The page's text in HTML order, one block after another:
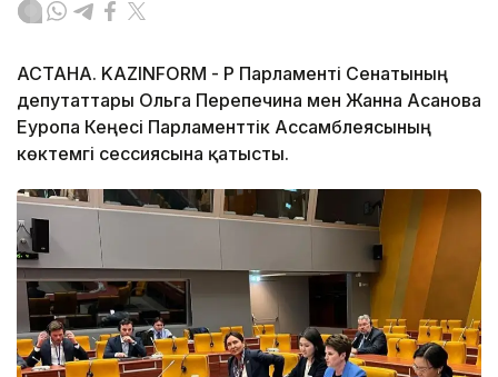
АСТАНА. KAZINFORM - ҚР Парламенті Сенатының
депутаттары Ольга Перепечина мен Жанна Асанова
Еуропа Кеңесі Парламенттік Ассамблеясының
көктемгі сессиясына қатысты.